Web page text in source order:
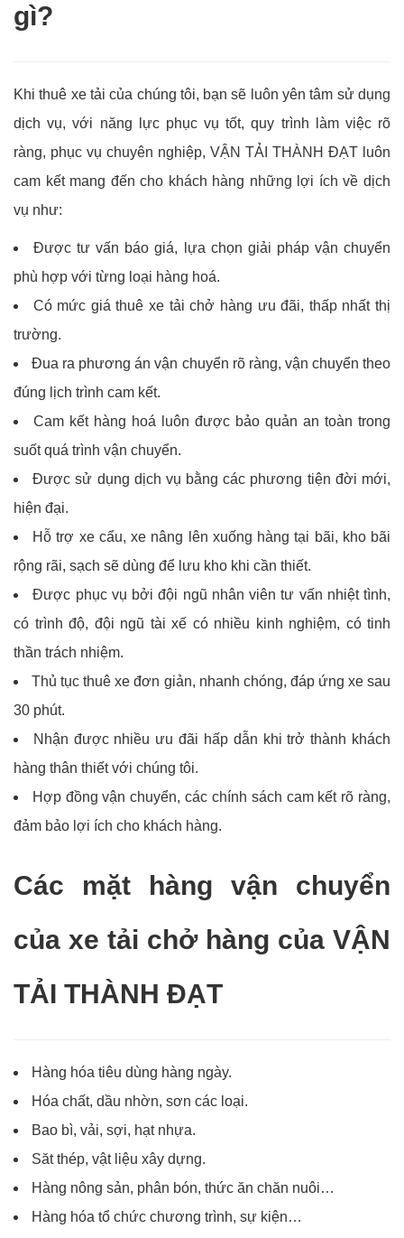
gì?
Khi thuê xe tải của chúng tôi, bạn sẽ luôn yên tâm sử dụng
dịch vụ, với năng lực phục vụ tốt, quy trình làm việc rõ
ràng, phục vụ chuyên nghiệp, VẬN TẢI THÀNH ĐẠT luôn
cam kết mang đến cho khách hàng những lợi ích về dịch
vụ như:
Được tư vấn báo giá, lựa chọn giải pháp vận chuyển
phù hợp với từng loại hàng hoá.
Có mức giá thuê xe tải chở hàng ưu đãi, thấp nhất thị
trường.
Đua ra phương án vận chuyển rõ ràng, vận chuyển theo
đúng lịch trình cam kết.
Cam kết hàng hoá luôn được bảo quản an toàn trong
suốt quá trình vận chuyển.
Được sử dụng dịch vụ bằng các phương tiện đời mới,
hiện đại.
Hỗ trợ xe cẩu, xe nâng lên xuống hàng tại bãi, kho bãi
rộng rãi, sạch sẽ dùng để lưu kho khi cần thiết.
Được phục vụ bởi đội ngũ nhân viên tư vấn nhiệt tình,
có trình độ, đội ngũ tài xế có nhiều kinh nghiệm, có tinh
thần trách nhiệm.
Thủ tục thuê xe đơn giản, nhanh chóng, đáp ứng xe sau
30 phút.
Nhận được nhiều ưu đãi hấp dẫn khi trở thành khách
hàng thân thiết với chúng tôi.
Hợp đồng vận chuyển, các chính sách cam kết rõ ràng,
đảm bảo lợi ích cho khách hàng.
Các mặt hàng vận chuyển
của xe tải chở hàng của VẬN
TẢI THÀNH ĐẠT
Hàng hóa tiêu dùng hàng ngày.
Hóa chất, dầu nhờn, sơn các loại.
Bao bì, vải, sợi, hạt nhựa.
Săt thép, vật liệu xây dựng.
Hàng nông sản, phân bón, thức ăn chăn nuôi…
Hàng hóa tổ chức chương trình, sự kiện…